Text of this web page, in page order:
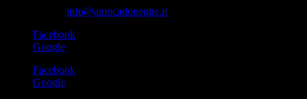
info@autocadoneghe.it
Facebook
Google
Facebook
Google